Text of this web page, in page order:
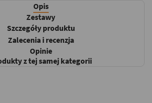
Opis
Zestawy
Szczegóły produktu
Zalecenia i recenzja
Opinie
z tej samej kategorii